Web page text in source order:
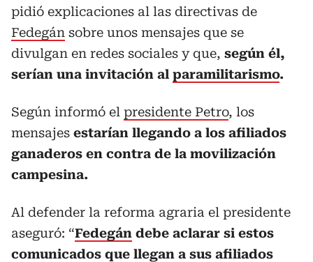
pidió explicaciones al las directivas de
Fedegán sobre unos mensajes que se
divulgan en redes sociales y que, según él,
serían una invitación al paramilitarismo.
Según informó el presidente Petro, los
mensajes estarían llegando a los afiliados
ganaderos en contra de la movilización
campesina.
Al defender la reforma agraria el presidente
aseguró: “Fedegán debe aclarar si estos
comunicados que llegan a sus afiliados